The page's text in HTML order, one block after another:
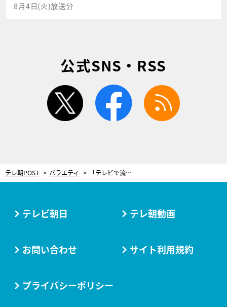
8月4日(火)放送分
公式SNS・RSS
twitter facebook
テレ朝POST バラエティ 「テレビで流せない」収録中に芸人が暴走…“放送事故級”の事件発生！スタッフも退避の大騒動
テレビ朝日 テレ朝動画
お問い合わせ サイト利用規約
プライバシーポリシー